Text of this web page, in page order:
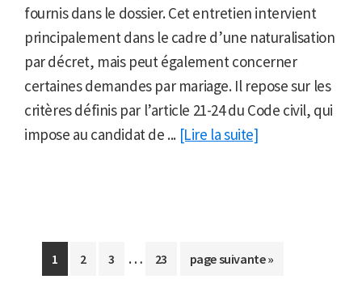
fournis dans le dossier. Cet entretien intervient
principalement dans le cadre d’une naturalisation
par décret, mais peut également concerner
certaines demandes par mariage. Il repose sur les
critères définis par l’article 21-24 du Code civil, qui
impose au candidat de ... [Lire la suite]
Aller
à
1
Aller
2
Aller
3
Pages
…
Aller
23
Aller
page suivante »